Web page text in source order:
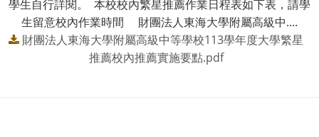
學生自行詳閱。 本校校內繁星推薦作業日程表如下表，請學
生留意校內作業時間 財團法人東海大學附屬高級中....
財團法人東海大學附屬高級中等學校113學年度大學繁星
推薦校內推薦實施要點.pdf